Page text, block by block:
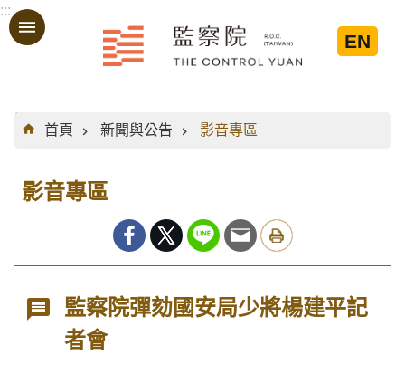
跳到主要內容區塊
:::
EN
:::
首頁
新聞與公告 影音專區
影音專區
監察院彈劾國安局少將楊建平記
者會